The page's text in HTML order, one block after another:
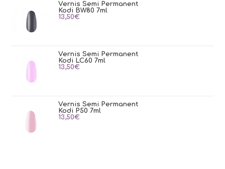
Vernis Semi Permanent
Kodi BW80 7ml
13,50€
Vernis Semi Permanent
Kodi LC60 7ml
13,50€
Vernis Semi Permanent
Kodi P50 7ml
13,50€